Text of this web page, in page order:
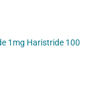
1mg Haristride 100